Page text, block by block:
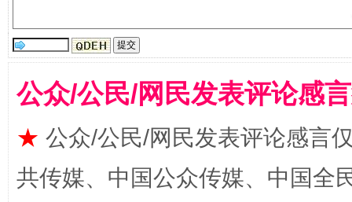
漫山遍野的桃花与雪山、麦地、白藏房
公众/公民/网民发表评论感
★ 公众/公民/网民发表评论感言
共传媒、中国公众传媒、中国全